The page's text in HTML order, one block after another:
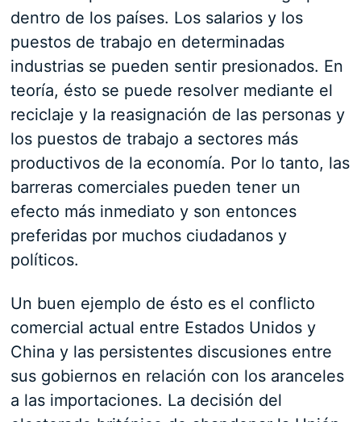
dentro de los países. Los salarios y los
puestos de trabajo en determinadas
industrias se pueden sentir presionados. En
teoría, ésto se puede resolver mediante el
reciclaje y la reasignación de las personas y
los puestos de trabajo a sectores más
productivos de la economía. Por lo tanto, las
barreras comerciales pueden tener un
efecto más inmediato y son entonces
preferidas por muchos ciudadanos y
políticos.
Un buen ejemplo de ésto es el conflicto
comercial actual entre Estados Unidos y
China y las persistentes discusiones entre
sus gobiernos en relación con los aranceles
a las importaciones. La decisión del